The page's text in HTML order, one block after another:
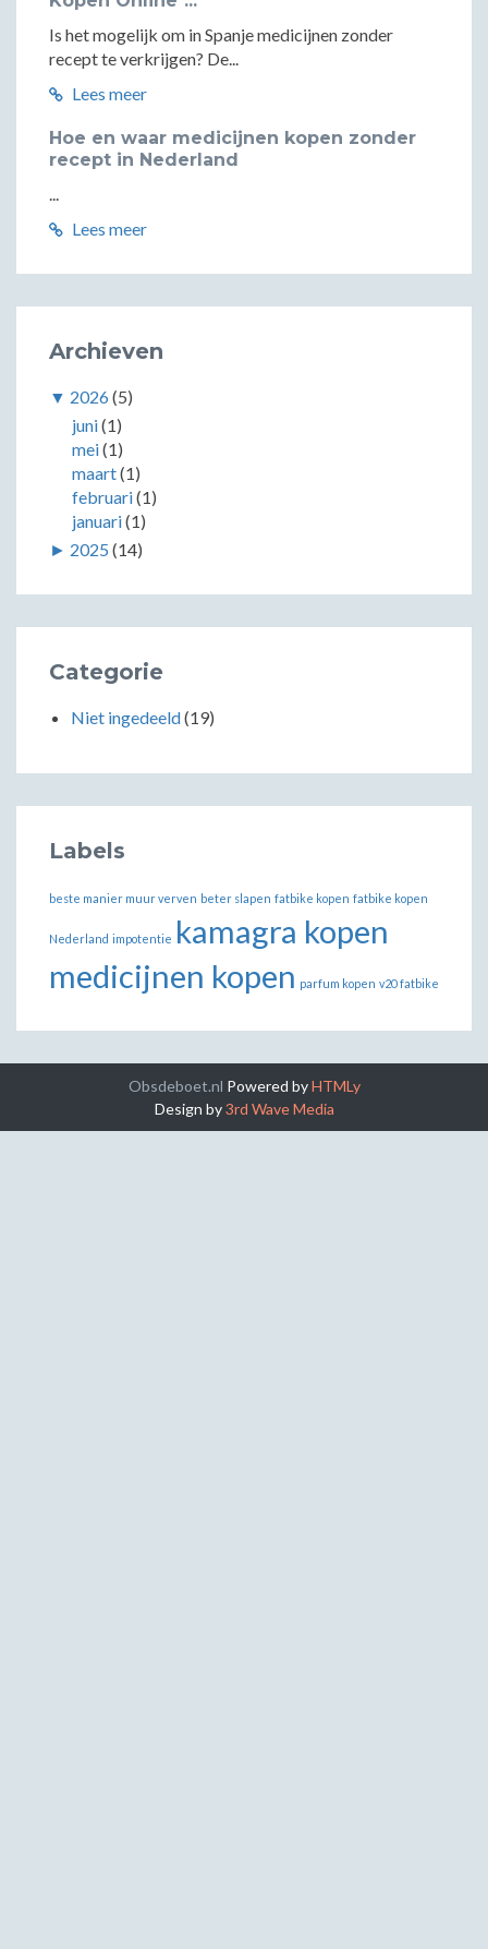
Is het mogelijk om in Spanje medicijnen zonder
recept te verkrijgen? De...
Lees meer
Hoe en waar medicijnen kopen zonder
recept in Nederland
...
Lees meer
Archieven
▼ 2026(5)
juni(1)
mei(1)
maart(1)
februari(1)
januari(1)
► 2025 (14)
Categorie
Niet ingedeeld(19)
Labels
beste manier muur verven beter slapen fatbike kopen fatbike kopen
Nederland impotentie kamagra kopen
medicijnen kopen parfum kopen v20 fatbike
Obsdeboet.nl Powered byHTMLy
Design by3rd Wave Media